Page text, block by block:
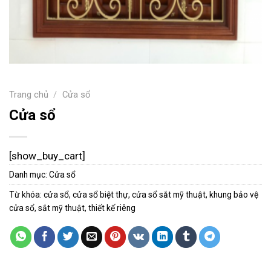
Trang chủ / Cửa sổ
Cửa sổ
[show_buy_cart]
Danh mục: Cửa sổ
Từ khóa: cửa sổ, cửa sổ biệt thự, cửa sổ sắt mỹ thuật, khung bảo vệ
cửa sổ, sắt mỹ thuật, thiết kế riêng